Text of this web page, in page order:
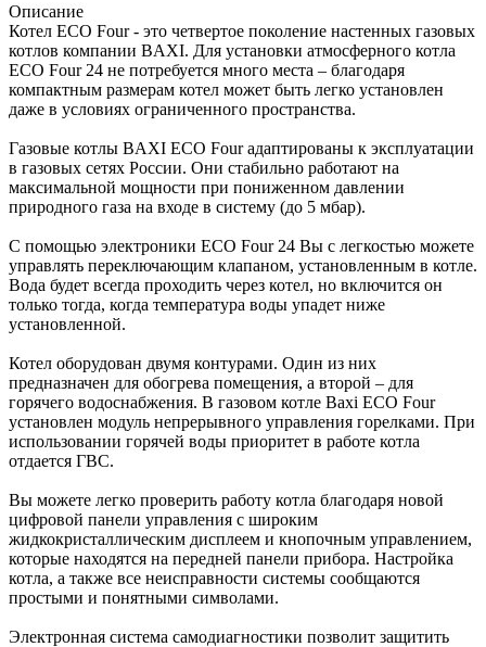
Описание
Котел ECO Four - это четвертое поколение настенных газовых
котлов компании BAXI. Для установки атмосферного котла
ECO Four 24 не потребуется много места – благодаря
компактным размерам котел может быть легко установлен
даже в условиях ограниченного пространства.
Газовые котлы BAXI ECO Four адаптированы к эксплуатации
в газовых сетях России. Они стабильно работают на
максимальной мощности при пониженном давлении
природного газа на входе в систему (до 5 мбар).
С помощью электроники ECO Four 24 Вы с легкостью можете
управлять переключающим клапаном, установленным в котле.
Вода будет всегда проходить через котел, но включится он
только тогда, когда температура воды упадет ниже
установленной.
Котел оборудован двумя контурами. Один из них
предназначен для обогрева помещения, а второй – для
горячего водоснабжения. В газовом котле Baxi ECO Four
установлен модуль непрерывного управления горелками. При
использовании горячей воды приоритет в работе котла
отдается ГВС.
Вы можете легко проверить работу котла благодаря новой
цифровой панели управления с широким
жидкокристаллическим дисплеем и кнопочным управлением,
которые находятся на передней панели прибора. Настройка
котла, а также все неисправности системы сообщаются
простыми и понятными символами.
Электронная система самодиагностики позволит защитить